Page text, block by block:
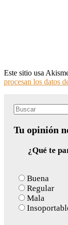
Este sitio usa
procesan los datos
Search
Tu opinión
¿Qué te
Buena
Regular
Mala